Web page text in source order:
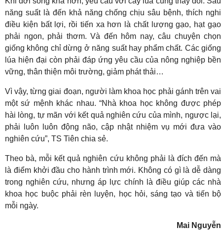
năng suất là đến khả năng chống chịu sâu bệnh, thích nghi
điều kiện bất lợi, rồi tiến xa hơn là chất lượng gạo, hạt gạo
phải ngon, phải thơm. Và đến hôm nay, câu chuyện chọn
giống không chỉ dừng ở năng suất hay phẩm chất. Các giống
lúa hiện đại còn phải đáp ứng yêu cầu của nông nghiệp bền
vững, thân thiện môi trường, giảm phát thải…
Vì vậy, từng giai đoạn, người làm khoa học phải gánh trên vai
một sứ mệnh khác nhau. “Nhà khoa học không được phép
hài lòng, tự mãn với kết quả nghiên cứu của mình, ngược lại,
phải luôn luôn động não, cập nhật nhiệm vụ mới đưa vào
nghiên cứu”, TS Tiên chia sẻ.
Theo bà, mỗi kết quả nghiên cứu không phải là đích đến mà
là điểm khởi đầu cho hành trình mới. Không có gì là dễ dàng
trong nghiên cứu, nhưng áp lực chính là điều giúp các nhà
khoa học buộc phải rèn luyện, học hỏi, sáng tạo và tiến bộ
mỗi ngày.
Mai Nguyễn